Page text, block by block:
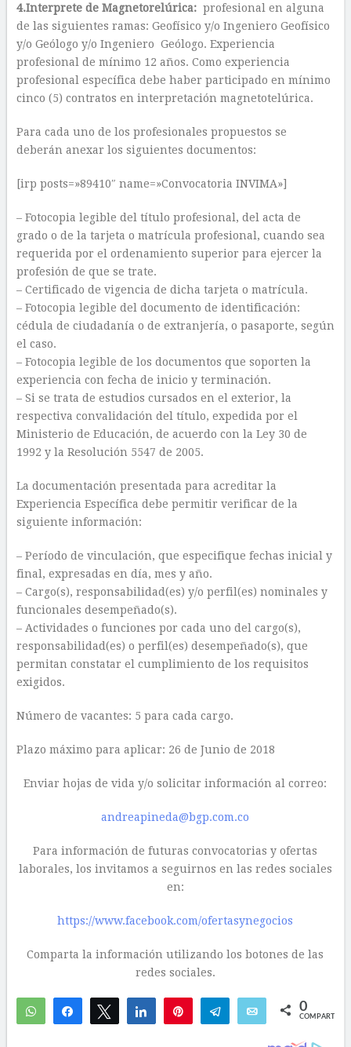
4.Interprete de Magnetorelúrica:profesional en alguna
de las siguientes ramas: Geofísico y/o Ingeniero Geofísico
y/o Geólogo y/o Ingeniero Geólogo. Experiencia
profesional de mínimo 12 años. Como experiencia
profesional específica debe haber participado en mínimo
cinco (5) contratos en interpretación magnetotelúrica.
Para cada uno de los profesionales propuestos se
deberán anexar los siguientes documentos:
[irp posts=»89410″ name=»Convocatoria INVIMA»]
– Fotocopia legible del título profesional, del acta de
grado o de la tarjeta o matrícula profesional, cuando sea
requerida por el ordenamiento superior para ejercer la
profesión de que se trate.
– Certificado de vigencia de dicha tarjeta o matrícula.
– Fotocopia legible del documento de identificación:
cédula de ciudadanía o de extranjería, o pasaporte, según
el caso.
– Fotocopia legible de los documentos que soporten la
experiencia con fecha de inicio y terminación.
– Si se trata de estudios cursados en el exterior, la
respectiva convalidación del título, expedida por el
Ministerio de Educación, de acuerdo con la Ley 30 de
1992 y la Resolución 5547 de 2005.
La documentación presentada para acreditar la
Experiencia Específica debe permitir verificar de la
siguiente información:
– Período de vinculación, que especifique fechas inicial y
final, expresadas en día, mes y año.
– Cargo(s), responsabilidad(es) y/o perfil(es) nominales y
funcionales desempeñado(s).
– Actividades o funciones por cada uno del cargo(s),
responsabilidad(es) o perfil(es) desempeñado(s), que
permitan constatar el cumplimiento de los requisitos
exigidos.
Número de vacantes: 5 para cada cargo.
Plazo máximo para aplicar: 26 de Junio de 2018
Enviar hojas de vida y/o solicitar información al correo:
andreapineda@bgp.com.co
Para información de futuras convocatorias y ofertas
laborales, los invitamos a seguirnos en las redes sociales
en:
https://www.facebook.com/ofertasynegocios
Comparta la información utilizando los botones de las
redes sociales.
WhatsAppCompartirTwittear Compartir Telegram Email 0
COMPARTIR